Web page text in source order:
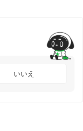
いいえ